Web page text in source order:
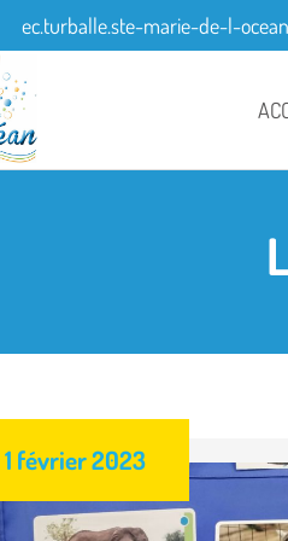
ec.turballe.ste-marie-de-l-
1 février 2023